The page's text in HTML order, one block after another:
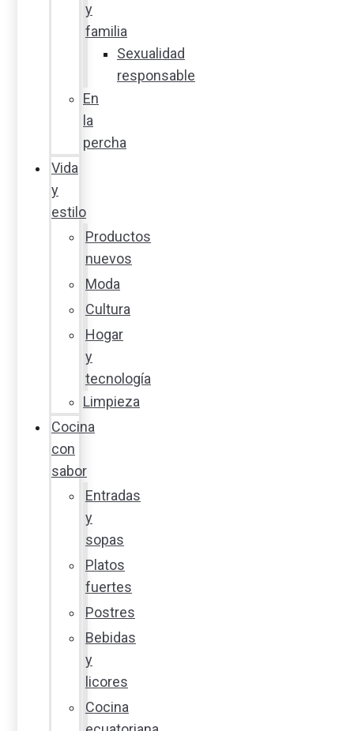
y
familia
Sexualidad
responsable
En
la
percha
Vida
y
estilo
Productos
nuevos
Moda
Cultura
Hogar
y
tecnología
Limpieza
Cocina
con
sabor
Entradas
y
sopas
Platos
fuertes
Postres
Bebidas
y
licores
Cocina